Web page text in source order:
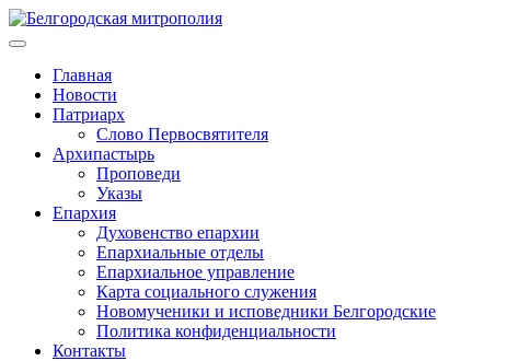
Главная
Новости
Патриарх
Слово Первосвятителя
Архипастырь
Проповеди
Указы
Епархия
Духовенство епархии
Епархиальные отделы
Епархиальное управление
Карта социального служения
Новомученики и исповедники Белгородские
Политика конфиденциальности
Контакты